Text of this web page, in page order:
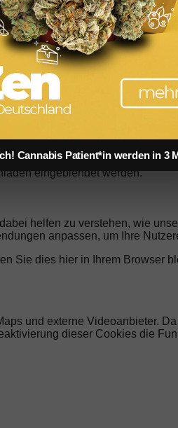
unbedingt erforderlich sind,
ändern
unsere Website erneut
dass Sie immer
Cookies zulassen, um unsere
Cookies zur Verfügung.
Ihres Browsers einsehen.
denen nicht zugestimmt
eingeblendet werden.
helfen zu verstehen, wie
anpassen, um Ihre
Sie dies hier in Ihrem Browser
und externe Videoanbieter.
dieser Cookies die
Cannabis Patient*in werden in 3